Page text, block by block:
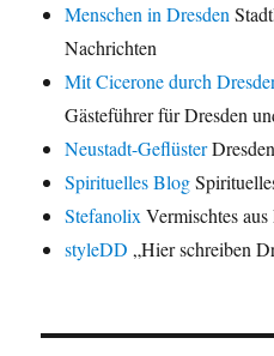
Menschen in Dresden
Nachrichten
Mit Cicerone durch
Gästeführer für Dresden
Neustadt-Geflüster
Spirituelles Blog
Stefanolix Vermischtes aus
styleDD „Hier schreiben